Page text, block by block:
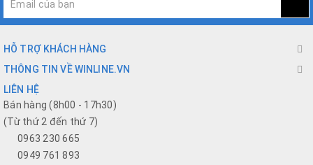
HỖ TRỢ KHÁCH HÀNG
THÔNG TIN VỀ WINLINE.VN
LIÊN HỆ
Bán hàng (8h00 - 17h30)
(Từ thứ 2 đến thứ 7)
0963 230 665
0949 761 893